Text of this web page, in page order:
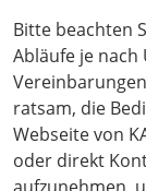
Bitte beachten
Abläufe je
ratsam, die
Webseite von
oder direkt